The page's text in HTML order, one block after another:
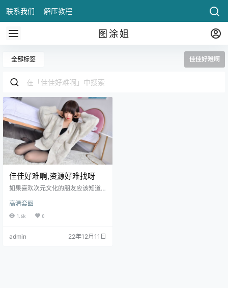
联系我们 解压教程
图涂姐
全部标签 佳佳好难啊
佳佳好难啊,资源好难找呀
如果喜欢次元文化的朋友应该知道
听到这个名字就觉得是一个爱撒娇
的女孩子.
高清套图
1.6k 0
admin 22年12月11日